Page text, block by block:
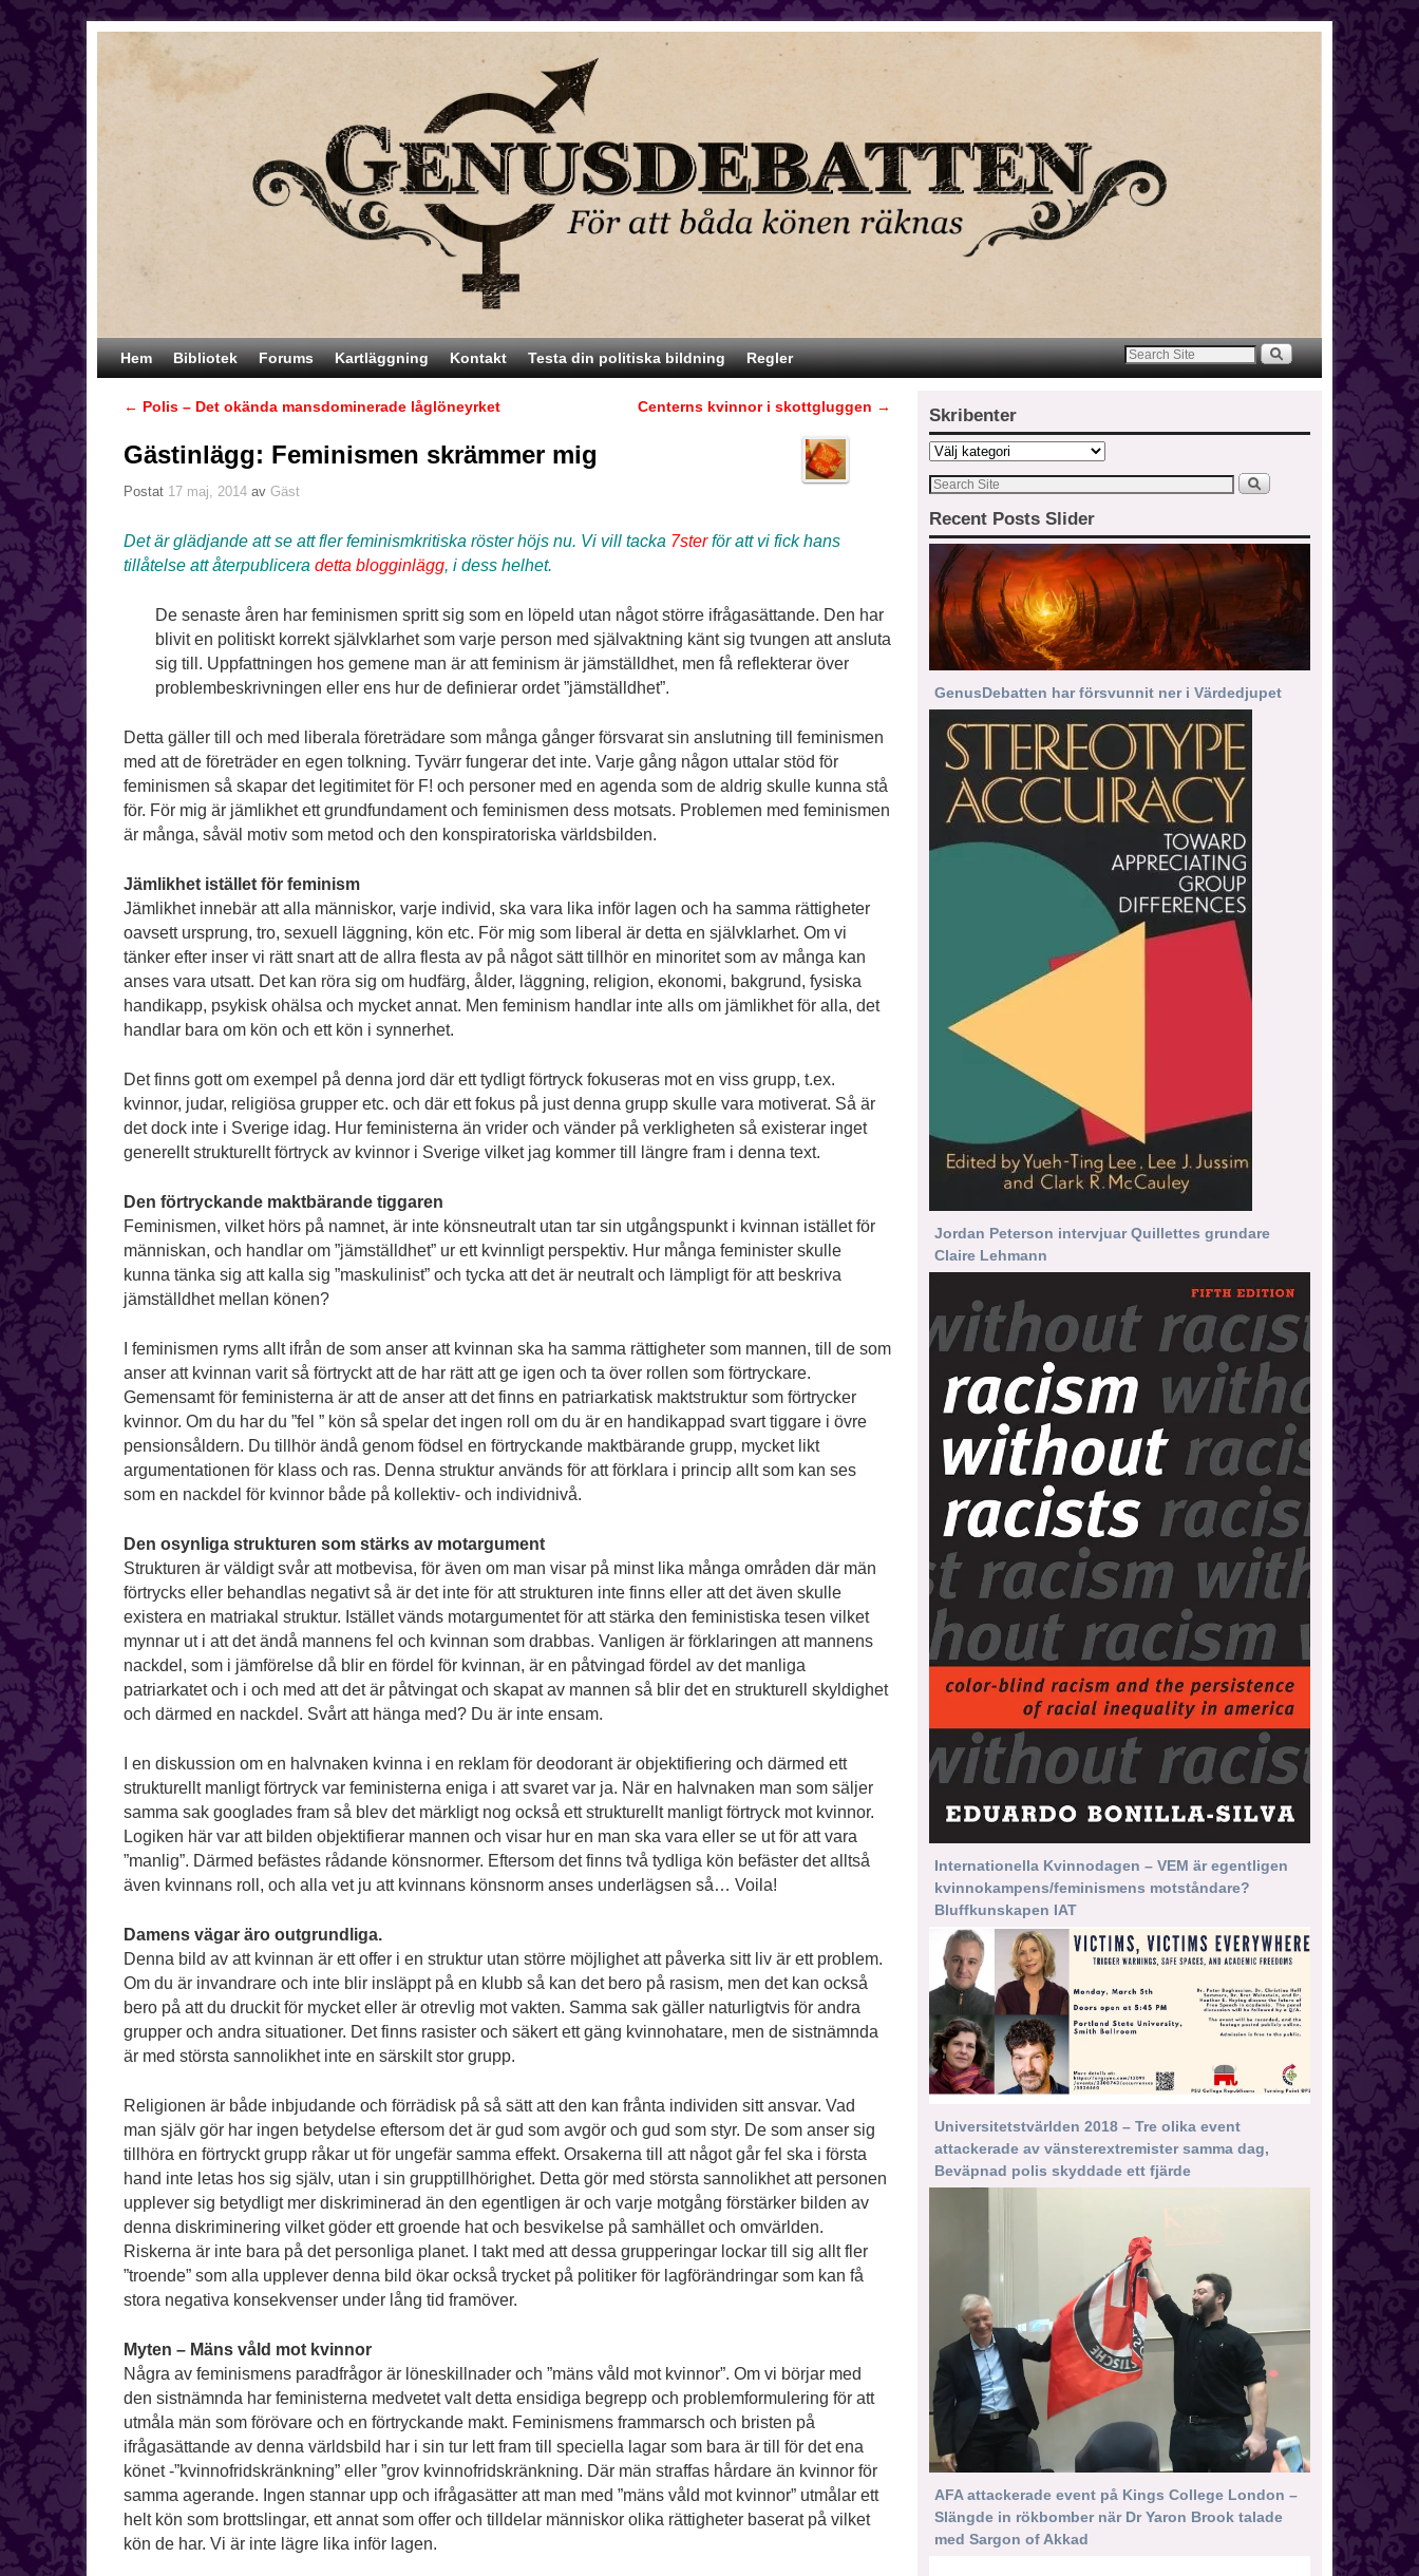
Hoppa till huvudinnehåll
Hoppa till sekundärt innehåll
Hem Bibliotek Forums Kartläggning Kontakt Testa din politiska bildning Regler
Inläggsnavigering
← Polis – Det okända mansdominerade låglöneyrket Centerns kvinnor i skottgluggen →
Gästinlägg: Feminismen skrämmer mig
Postat 17 maj, 2014 av Gäst
Det är glädjande att se att fler feminismkritiska röster höjs nu. Vi vill tacka 7sterför att vi fick hans
tillåtelse att återpublicera detta blogginlägg, i dess helhet.
De senaste åren har feminismen spritt sig som en löpeld utan något större ifrågasättande. Den har
blivit en politiskt korrekt självklarhet som varje person med självaktning känt sig tvungen att ansluta
sig till. Uppfattningen hos gemene man är att feminism är jämställdhet, men få reflekterar över
problembeskrivningen eller ens hur de definierar ordet ”jämställdhet”.
Detta gäller till och med liberala företrädare som många gånger försvarat sin anslutning till feminismen
med att de företräder en egen tolkning. Tyvärr fungerar det inte. Varje gång någon uttalar stöd för
feminismen så skapar det legitimitet för F! och personer med en agenda som de aldrig skulle kunna stå
för. För mig är jämlikhet ett grundfundament och feminismen dess motsats. Problemen med feminismen
är många, såväl motiv som metod och den konspiratoriska världsbilden.
Jämlikhet istället för feminism
Jämlikhet innebär att alla människor, varje individ, ska vara lika inför lagen och ha samma rättigheter
oavsett ursprung, tro, sexuell läggning, kön etc. För mig som liberal är detta en självklarhet. Om vi
tänker efter inser vi rätt snart att de allra flesta av på något sätt tillhör en minoritet som av många kan
anses vara utsatt. Det kan röra sig om hudfärg, ålder, läggning, religion, ekonomi, bakgrund, fysiska
handikapp, psykisk ohälsa och mycket annat. Men feminism handlar inte alls om jämlikhet för alla, det
handlar bara om kön och ett kön i synnerhet.
Det finns gott om exempel på denna jord där ett tydligt förtryck fokuseras mot en viss grupp, t.ex.
kvinnor, judar, religiösa grupper etc. och där ett fokus på just denna grupp skulle vara motiverat. Så är
det dock inte i Sverige idag. Hur feministerna än vrider och vänder på verkligheten så existerar inget
generellt strukturellt förtryck av kvinnor i Sverige vilket jag kommer till längre fram i denna text.
Den förtryckande maktbärande tiggaren
Feminismen, vilket hörs på namnet, är inte könsneutralt utan tar sin utgångspunkt i kvinnan istället för
människan, och handlar om ”jämställdhet” ur ett kvinnligt perspektiv. Hur många feminister skulle
kunna tänka sig att kalla sig ”maskulinist” och tycka att det är neutralt och lämpligt för att beskriva
jämställdhet mellan könen?
I feminismen ryms allt ifrån de som anser att kvinnan ska ha samma rättigheter som mannen, till de som
anser att kvinnan varit så förtryckt att de har rätt att ge igen och ta över rollen som förtryckare.
Gemensamt för feministerna är att de anser att det finns en patriarkatisk maktstruktur som förtrycker
kvinnor. Om du har du ”fel ” kön så spelar det ingen roll om du är en handikappad svart tiggare i övre
pensionsåldern. Du tillhör ändå genom födsel en förtryckande maktbärande grupp, mycket likt
argumentationen för klass och ras. Denna struktur används för att förklara i princip allt som kan ses
som en nackdel för kvinnor både på kollektiv- och individnivå.
Den osynliga strukturen som stärks av motargument
Strukturen är väldigt svår att motbevisa, för även om man visar på minst lika många områden där män
förtrycks eller behandlas negativt så är det inte för att strukturen inte finns eller att det även skulle
existera en matriakal struktur. Istället vänds motargumentet för att stärka den feministiska tesen vilket
mynnar ut i att det ändå mannens fel och kvinnan som drabbas. Vanligen är förklaringen att mannens
nackdel, som i jämförelse då blir en fördel för kvinnan, är en påtvingad fördel av det manliga
patriarkatet och i och med att det är påtvingat och skapat av mannen så blir det en strukturell skyldighet
och därmed en nackdel. Svårt att hänga med? Du är inte ensam.
I en diskussion om en halvnaken kvinna i en reklam för deodorant är objektifiering och därmed ett
strukturellt manligt förtryck var feministerna eniga i att svaret var ja. När en halvnaken man som säljer
samma sak googlades fram så blev det märkligt nog också ett strukturellt manligt förtryck mot kvinnor.
Logiken här var att bilden objektifierar mannen och visar hur en man ska vara eller se ut för att vara
”manlig”. Därmed befästes rådande könsnormer. Eftersom det finns två tydliga kön befäster det alltså
även kvinnans roll, och alla vet ju att kvinnans könsnorm anses underlägsen så… Voila!
Damens vägar äro outgrundliga.
Denna bild av att kvinnan är ett offer i en struktur utan större möjlighet att påverka sitt liv är ett problem.
Om du är invandrare och inte blir insläppt på en klubb så kan det bero på rasism, men det kan också
bero på att du druckit för mycket eller är otrevlig mot vakten. Samma sak gäller naturligtvis för andra
grupper och andra situationer. Det finns rasister och säkert ett gäng kvinnohatare, men de sistnämnda
är med största sannolikhet inte en särskilt stor grupp.
Religionen är både inbjudande och förrädisk på så sätt att den kan frånta individen sitt ansvar. Vad
man själv gör har ingen betydelse eftersom det är gud som avgör och gud som styr. De som anser sig
tillhöra en förtryckt grupp råkar ut för ungefär samma effekt. Orsakerna till att något går fel ska i första
hand inte letas hos sig själv, utan i sin grupptillhörighet. Detta gör med största sannolikhet att personen
upplever sig betydligt mer diskriminerad än den egentligen är och varje motgång förstärker bilden av
denna diskriminering vilket göder ett groende hat och besvikelse på samhället och omvärlden.
Riskerna är inte bara på det personliga planet. I takt med att dessa grupperingar lockar till sig allt fler
”troende” som alla upplever denna bild ökar också trycket på politiker för lagförändringar som kan få
stora negativa konsekvenser under lång tid framöver.
Myten – Mäns våld mot kvinnor
Några av feminismens paradfrågor är löneskillnader och ”mäns våld mot kvinnor”. Om vi börjar med
den sistnämnda har feministerna medvetet valt detta ensidiga begrepp och problemformulering för att
utmåla män som förövare och en förtryckande makt. Feminismens frammarsch och bristen på
ifrågasättande av denna världsbild har i sin tur lett fram till speciella lagar som bara är till för det ena
könet -”kvinnofridskränkning” eller ”grov kvinnofridskränkning. Där män straffas hårdare än kvinnor för
samma agerande. Ingen stannar upp och ifrågasätter att man med ”mäns våld mot kvinnor” utmålar ett
helt kön som brottslingar, ett annat som offer och tilldelar människor olika rättigheter baserat på vilket
kön de har. Vi är inte lägre lika inför lagen.
Skribenter
Recent Posts Slider
GenusDebatten har försvunnit ner i Värdedjupet
Jordan Peterson intervjuar Quillettes grundare
Claire Lehmann
Internationella Kvinnodagen – VEM är egentligen
kvinnokampens/feminismens motståndare?
Bluffkunskapen IAT
Universitetstvärlden 2018 – Tre olika event
attackerade av vänsterextremister samma dag,
Beväpnad polis skyddade ett fjärde
AFA attackerade event på Kings College London –
Slängde in rökbomber när Dr Yaron Brook talade
med Sargon of Akkad